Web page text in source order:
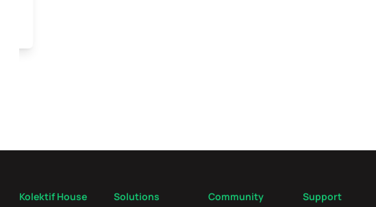
Kolektif House Solutions Community Support